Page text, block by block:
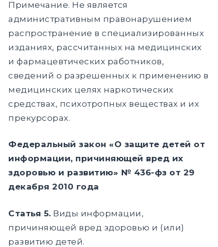
Примечание. Не является
административным правонарушением
распространение в специализированных
изданиях, рассчитанных на медицинских
и фармацевтических работников,
сведений о разрешенных к применению в
медицинских целях наркотических
средствах, психотропных веществах и их
прекурсорах.
Федеральный закон «О защите детей от
информации, причиняющей вред их
здоровью и развитию» № 436-фз от 29
декабря 2010 года
Статья 5. Виды информации,
причиняющей вред здоровью и (или)
развитию детей.